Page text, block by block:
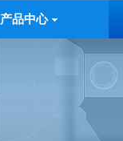
产品中心